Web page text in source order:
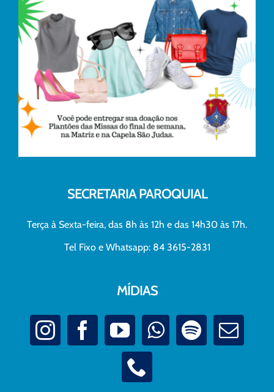
SECRETARIA PAROQUIAL
Terça à Sexta-feira, das 8h às 12h e das 14h30 às 17h.
Tel Fixo e Whatsapp: 84 3615-2831
MÍDIAS